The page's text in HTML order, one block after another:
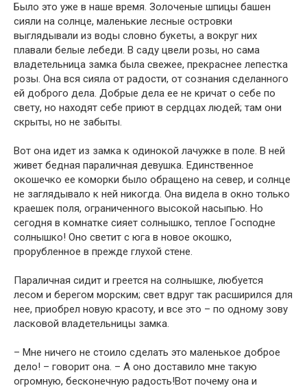
Было это уже в наше время. Золоченые шпицы башен
сияли на солнце, маленькие лесные островки
выглядывали из воды словно букеты, а вокруг них
плавали белые лебеди. В саду цвели розы, но сама
владетельница замка была свежее, прекраснее лепестка
розы. Она вся сияла от радости, от сознания сделанного
ей доброго дела. Добрые дела ее не кричат о себе по
свету, но находят себе приют в сердцах людей; там они
скрыты, но не забыты.
Вот она идет из замка к одинокой лачужке в поле. В ней
живет бедная параличная девушка. Единственное
окошечко ее коморки было обращено на север, и солнце
не заглядывало к ней никогда. Она видела в окно только
краешек поля, ограниченного высокой насыпью. Но
сегодня в комнатке сияет солнышко, теплое Господне
солнышко! Оно светит с юга в новое окошко,
прорубленное в прежде глухой стене.
Параличная сидит и греется на солнышке, любуется
лесом и берегом морским; свет вдруг так расширился для
нее, приобрел новую красоту, и все это – по одному зову
ласковой владетельницы замка.
– Мне ничего не стоило сделать это маленькое доброе
дело! – говорит она. – А оно доставило мне такую
огромную, бесконечную радость!Вот почему она и